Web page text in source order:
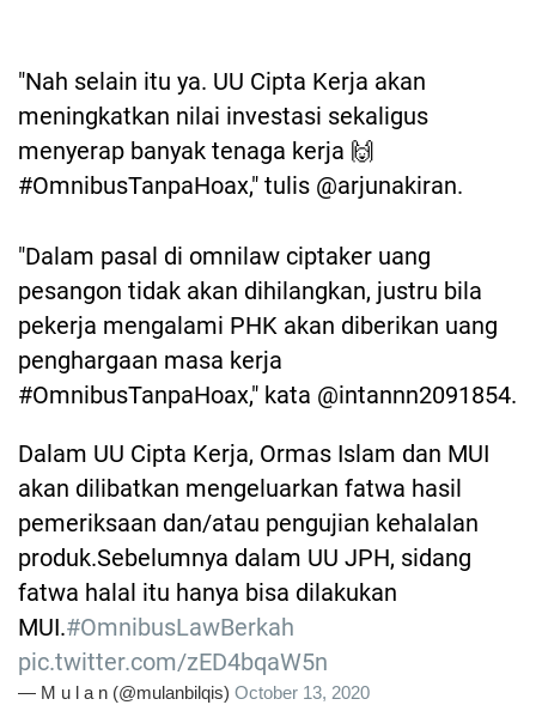
"Nah selain itu ya. UU Cipta Kerja akan
meningkatkan nilai investasi sekaligus
menyerap banyak tenaga kerja 🙌
#OmnibusTanpaHoax," tulis @arjunakiran.
"Dalam pasal di omnilaw ciptaker uang
pesangon tidak akan dihilangkan, justru bila
pekerja mengalami PHK akan diberikan uang
penghargaan masa kerja
#OmnibusTanpaHoax," kata @intannn2091854.
Dalam UU Cipta Kerja, Ormas Islam dan MUI
akan dilibatkan mengeluarkan fatwa hasil
pemeriksaan dan/atau pengujian kehalalan
produk.Sebelumnya dalam UU JPH, sidang
fatwa halal itu hanya bisa dilakukan
MUI.#OmnibusLawBerkah
pic.twitter.com/zED4bqaW5n
— M u l a n (@mulanbilqis) October 13, 2020